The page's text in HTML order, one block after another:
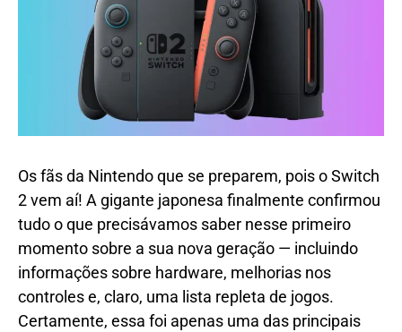
Os fãs da Nintendo que se preparem, pois o Switch
2 vem aí! A gigante japonesa finalmente confirmou
tudo o que precisávamos saber nesse primeiro
momento sobre a sua nova geração — incluindo
informações sobre hardware, melhorias nos
controles e, claro, uma lista repleta de jogos.
Certamente, essa foi apenas uma das principais